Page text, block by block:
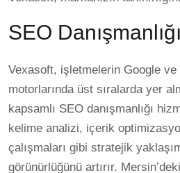
SEO Danışmanlığı
Vexasoft, işletmelerin Google ve
motorlarında üst sıralarda yer
kapsamlı SEO danışmanlığı
kelime analizi, içerik
çalışmaları gibi stratejik
görünürlüğünü artırır.